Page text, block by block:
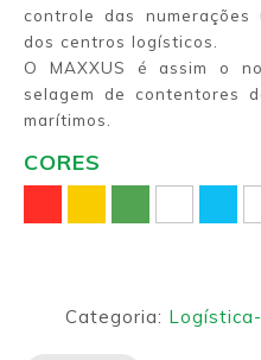
controle das
dos centros logísticos.
O MAXXUS é assim o
selagem de contentores
marítimos.
CORES
Categoria: